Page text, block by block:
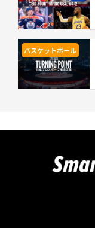
バスケットボール